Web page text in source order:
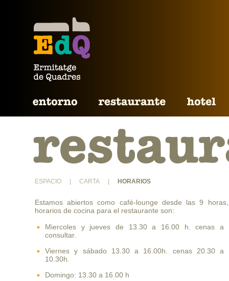
ESPACIO CARTA HORARIOS
Estamos abiertos como café-lounge desde las 9
horarios de cocina para el restaurante son:
Miercoles y jueves de 13.30 a 16.00 h. cenas a
consultar.
Viernes y sábado 13.30 a 16.00h. cenas 20.30 a
10.30h.
Domingo: 13.30 a 16.00 h